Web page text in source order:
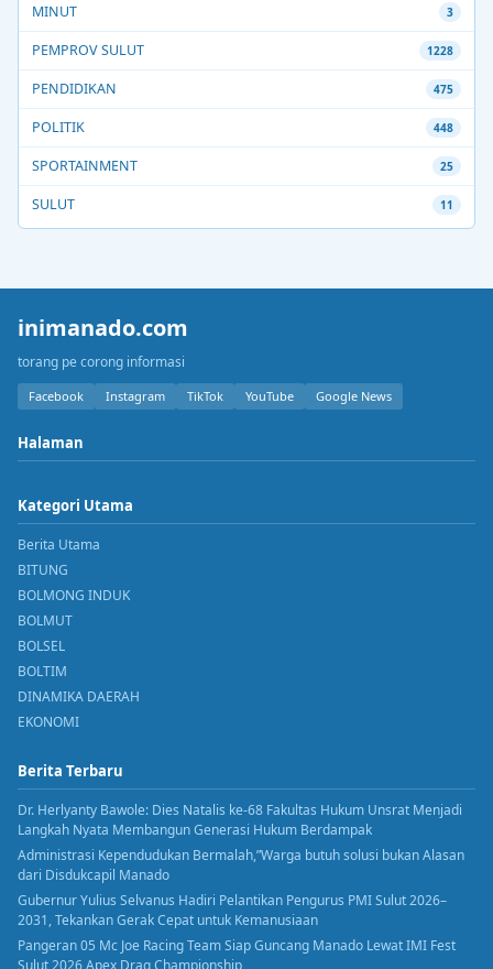
MINUT 3
PEMPROV SULUT 1228
PENDIDIKAN 475
POLITIK 448
SPORTAINMENT 25
SULUT 11
inimanado.com
torang pe corong informasi
Facebook Instagram TikTok YouTube Google News
Halaman
Kategori Utama
Berita Utama
BITUNG
BOLMONG INDUK
BOLMUT
BOLSEL
BOLTIM
DINAMIKA DAERAH
EKONOMI
Berita Terbaru
Dr. Herlyanty Bawole: Dies Natalis ke-68 Fakultas Hukum Unsrat Menjadi
Langkah Nyata Membangun Generasi Hukum Berdampak
Administrasi Kependudukan Bermalah,”Warga butuh solusi bukan Alasan
dari Disdukcapil Manado
Gubernur Yulius Selvanus Hadiri Pelantikan Pengurus PMI Sulut 2026–
2031, Tekankan Gerak Cepat untuk Kemanusiaan
Pangeran 05 Mc Joe Racing Team Siap Guncang Manado Lewat IMI Fest
Sulut 2026 Apex Drag Championship